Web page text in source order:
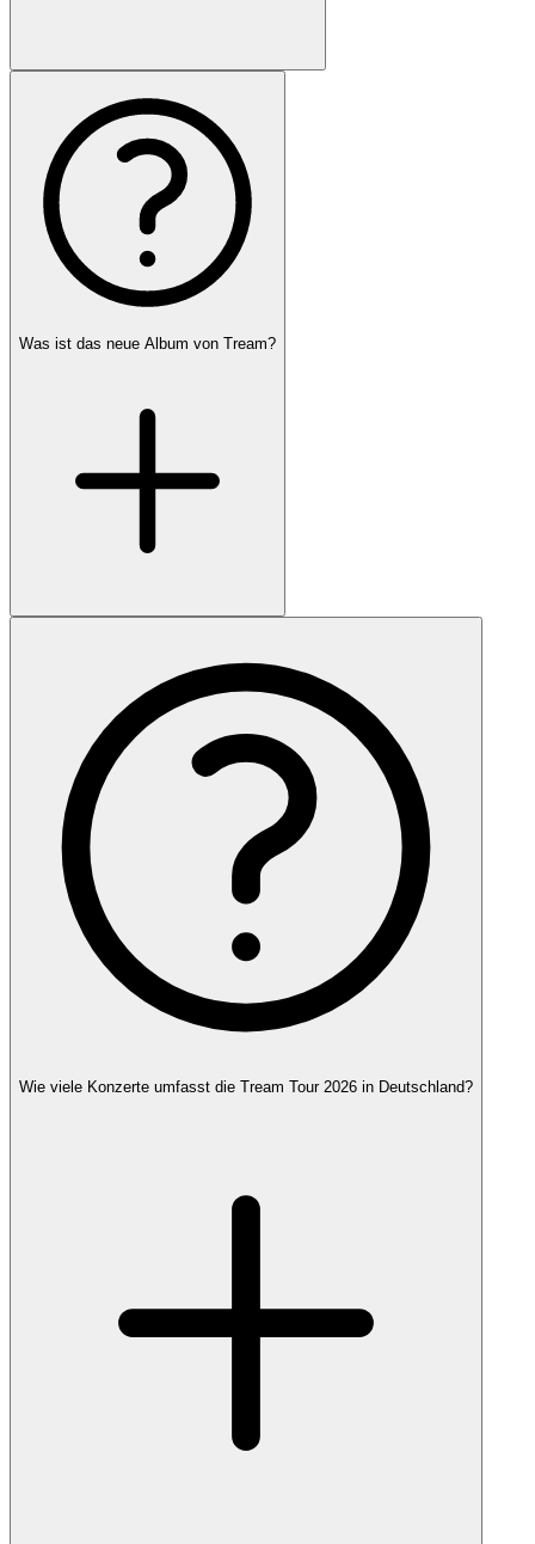
Was ist das neue Album von Tream?
Wie viele Konzerte umfasst die Tream Tour 2026 in Deutschland?